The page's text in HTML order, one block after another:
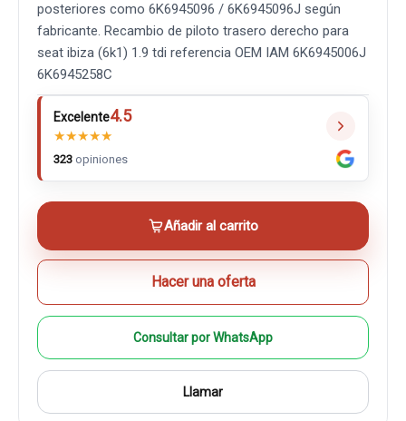
posteriores como 6K6945096 / 6K6945096J según
fabricante. Recambio de piloto trasero derecho para
seat ibiza (6k1) 1.9 tdi referencia OEM IAM 6K6945006J
6K6945258C
Excelente4.5
★★★★★
323 opiniones
Añadir al carrito
Hacer una oferta
Consultar por WhatsApp
Llamar